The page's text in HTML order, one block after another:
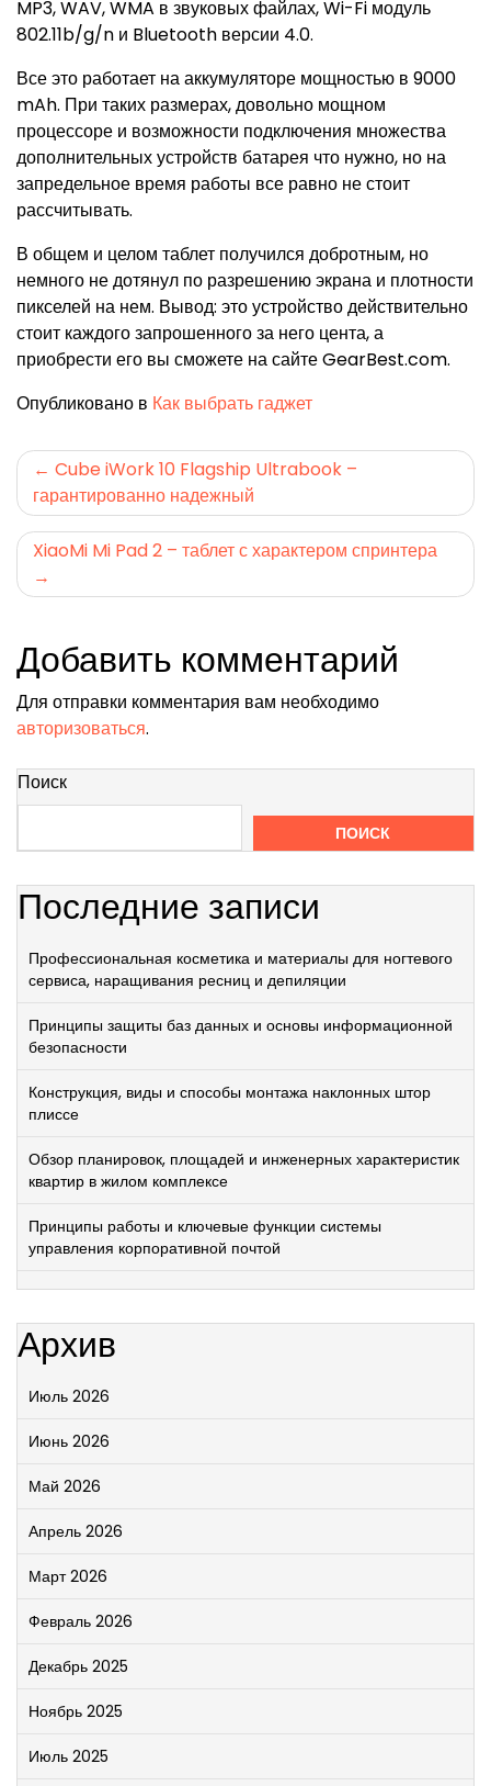
MP3, WAV, WMA в звуковых файлах, Wi-Fi модуль
802.11b/g/n и Bluetooth версии 4.0.
Все это работает на аккумуляторе мощностью в 9000
mAh. При таких размерах, довольно мощном
процессоре и возможности подключения множества
дополнительных устройств батарея что нужно, но на
запредельное время работы все равно не стоит
рассчитывать.
В общем и целом таблет получился добротным, но
немного не дотянул по разрешению экрана и плотности
пикселей на нем. Вывод: это устройство действительно
стоит каждого запрошенного за него цента, а
приобрести его вы сможете на сайте GearBest.com.
Опубликовано в Как выбрать гаджет
Навигация
по
записям
Cube iWork 10 Flagship Ultrabook –
гарантированно надежный
XiaoMi Mi Pad 2 – таблет с характером спринтера
Добавить комментарий
Для отправки комментария вам необходимо
авторизоваться.
Поиск
ПОИСК
Последние записи
Профессиональная косметика и материалы для ногтевого
сервиса, наращивания ресниц и депиляции
Принципы защиты баз данных и основы информационной
безопасности
Конструкция, виды и способы монтажа наклонных штор
плиссе
Обзор планировок, площадей и инженерных характеристик
квартир в жилом комплексе
Принципы работы и ключевые функции системы
управления корпоративной почтой
Архив
Июль 2026
Июнь 2026
Май 2026
Апрель 2026
Март 2026
Февраль 2026
Декабрь 2025
Ноябрь 2025
Июль 2025